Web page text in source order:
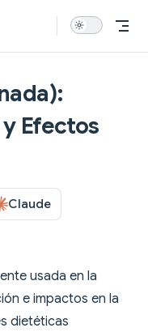
Efectos
Claude
usada en la
e impactos en la
dietéticas